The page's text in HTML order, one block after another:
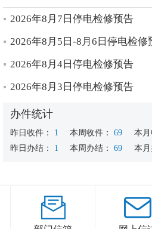
2026年8月7日停电检修预告
2026年8月5日-8月6日停电检修
2026年8月4日停电检修预告
2026年8月3日停电检修预告
办件统计
昨日收件： 1 本周收件： 69 本月
昨日办结：
1 本周办结： 69 本月